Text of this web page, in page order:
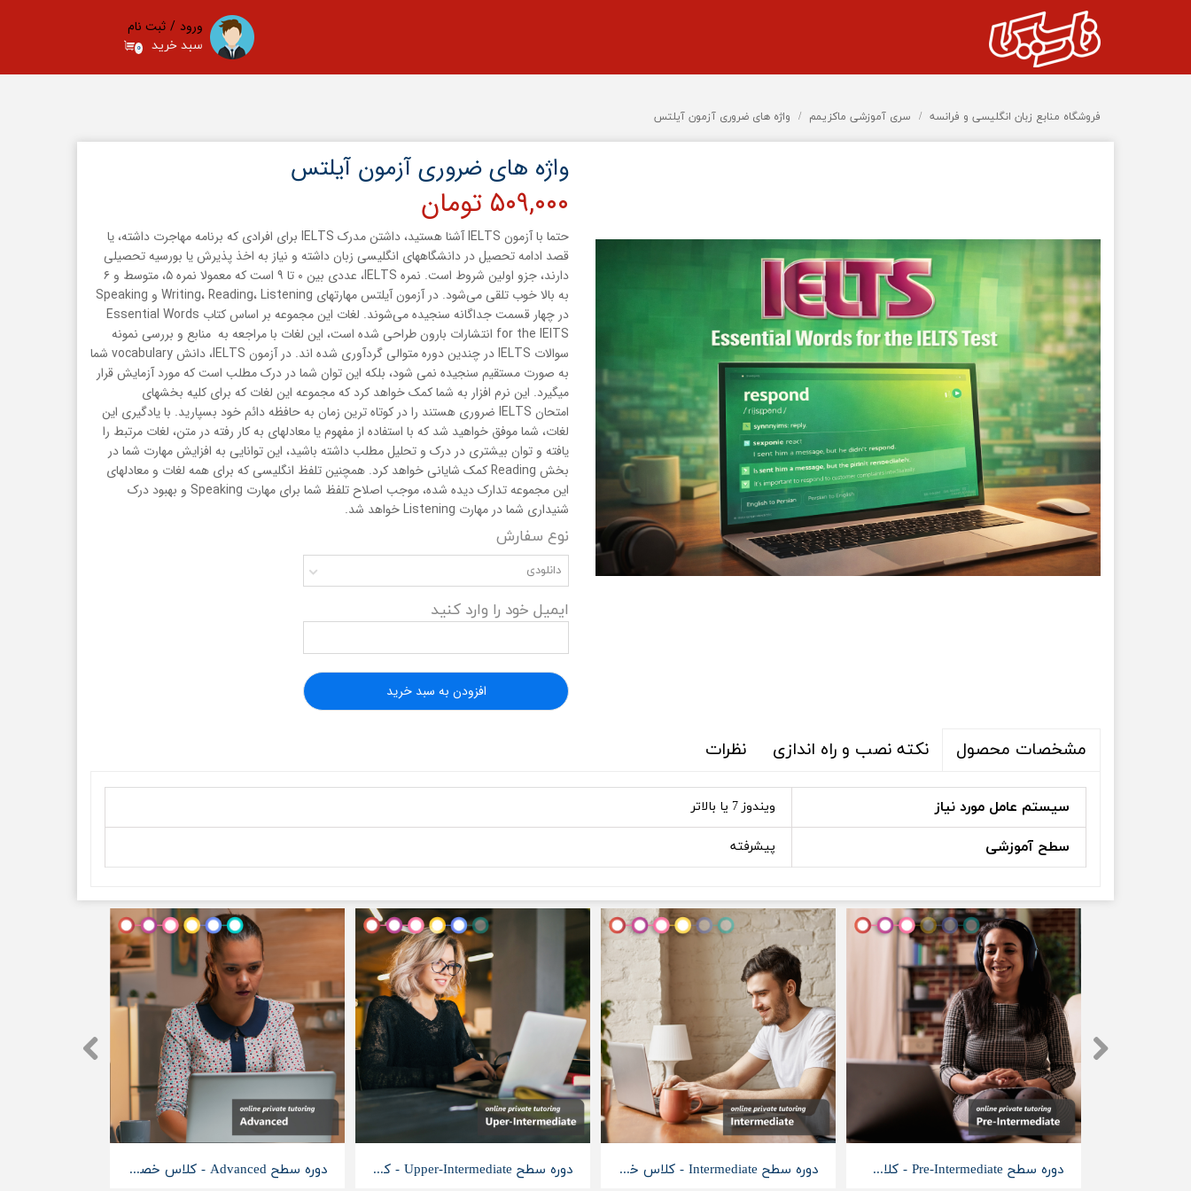
ورود / ثبت نام
حساب کاربری من
۰ سبد خرید
فروشگاه منابع زبان انگلیسی و فرانسه سری آموزشی ماکزیمم واژه های ضروری آزمون آیلتس
واژه های ضروری آزمون آیلتس
۵۰۹,۰۰۰ تومان
حتما با آزمون IELTS آشنا هستید، داشتن مدرک IELTS برای افرادی که برنامه مهاجرت داشته، یا
قصد ادامه تحصیل در دانشگاههای انگلیسی زبان داشته و نیاز به اخذ پذیرش یا بورسیه تحصیلی
دارند، جزو اولین شروط است. نمره IELTS، عددی بین ۰ تا ۹ است که معمولا نمره ۵، متوسط و ۶
به بالا خوب تلقی می‌شود. در آزمون آیلتس مهارتهای Writing، Reading، Listening و Speaking
در چهار قسمت جداگانه سنجیده می‌شوند. لغات این مجموعه بر اساس کتاب Essential Words
for the IElTS انتشارات بارون طراحی شده است، این لغات با مراجعه به منابع و بررسی نمونه
سوالات IELTS در چندین دوره متوالی گردآوری شده اند. در آزمون IELTS، دانش vocabulary شما
به صورت مستقیم سنجیده نمی شود، بلکه این توان شما در درک مطلب است که مورد آزمایش قرار
میگیرد. این نرم افزار به شما کمک خواهد کرد که مجموعه این لغات که برای کلیه بخشهای
امتحان IELTS ضروری هستند را در کوتاه ترین زمان به حافظه دائم خود بسپارید. با یادگیری این
لغات، شما موفق خواهید شد که با استفاده از مفهوم یا معادلهای به کار رفته در متن، لغات مرتبط را
یافته و توان بیشتری در درک و تحلیل مطلب داشته باشید، این توانایی به افزایش مهارت شما در
بخش Reading کمک شایانی خواهد کرد. همچنین تلفظ انگلیسی که برای همه لغات و معادلهای
این مجموعه تدارک دیده شده، موجب اصلاح تلفظ شما برای مهارت Speaking و بهبود درک
شنیداری شما در مهارت Listening خواهد شد.
نوع سفارش
دانلودی
ایمیل خود را وارد کنید
افزودن به سبد خرید
مشخصات محصول نکته نصب و راه اندازی نظرات
سیستم عامل مورد نیاز ویندوز 7 یا بالاتر
سطح آموزشی پیشرفته
دوره سطح Advanced - کلاس خصوصی آنلاین دوره سطح Upper-Intermediate - کلاس خصوصی آنلاین دوره سطح Intermediate - کلاس خصوصی آنلاین دوره سطح Pre-Intermediate - کلاس خصوصی آنلاین